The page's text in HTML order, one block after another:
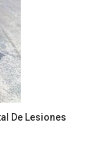
De Lesiones